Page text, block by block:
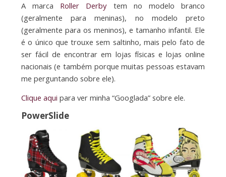
A marca Roller Derbytem no modelo branco
(geralmente para meninas), no modelo preto
(geralmente para os meninos), e tamanho infantil. Ele
é o único que trouxe sem saltinho, mais pelo fato de
ser fácil de encontrar em lojas físicas e lojas online
nacionais (e também porque muitas pessoas estavam
me perguntando sobre ele).
Clique aqui para ver minha “Googlada” sobre ele.
PowerSlide